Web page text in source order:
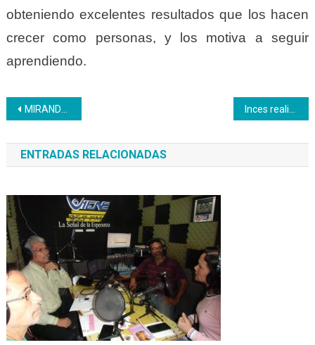
obteniendo excelentes resultados que los hacen
crecer como personas, y los motiva a seguir
aprendiendo.
Navegación
de
entradas
MIRANDA | Cerró la formación Bartender
ENTRADAS RELACIONADAS